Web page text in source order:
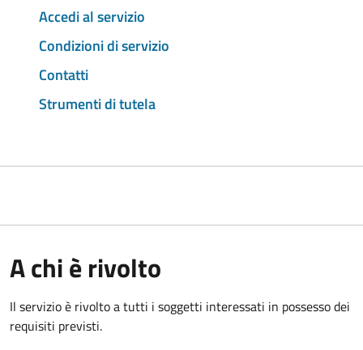
Accedi al servizio
Condizioni di servizio
Contatti
Strumenti di tutela
A chi è rivolto
Il servizio è rivolto a tutti i soggetti interessati in possesso dei
requisiti previsti.